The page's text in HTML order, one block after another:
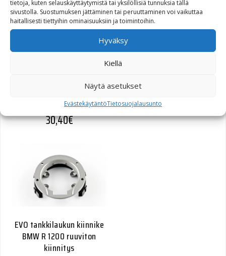
tietoja, kuten selauskäyttäytymistä tai yksilöllisiä tunnuksia tällä
sivustolla. Suostumuksen jättäminen tai peruuttaminen voi vaikuttaa
haitallisesti tiettyihin ominaisuuksiin ja toimintoihin.
Hyväksy
Kiellä
Näytä asetukset
EvästekäytäntöTietosuojalausunto
BMW R 850-1200/K 1200 6
30,40€
EVO tankkilaukun kiinnike
BMW R 1200 ruuviton
kiinnitys